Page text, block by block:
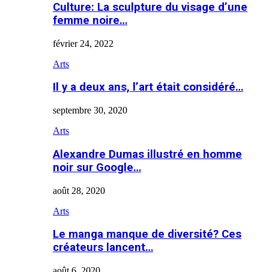
Culture: La sculpture du visage d’une
femme noire…
février 24, 2022
Arts
Il y a deux ans, l’art était considéré…
septembre 30, 2020
Arts
Alexandre Dumas illustré en homme
noir sur Google…
août 28, 2020
Arts
Le manga manque de diversité? Ces
créateurs lancent…